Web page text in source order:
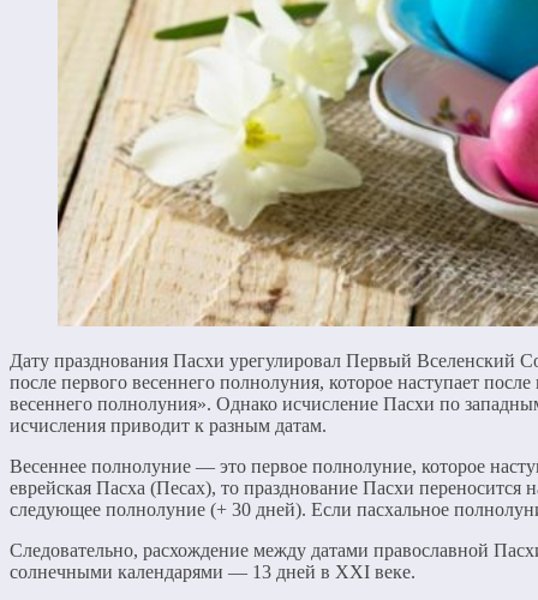
Дату празднования Пасхи урегулировал Первый Вселенский
после первого весеннего полнолуния, которое наступает
весеннего полнолуния». Однако исчисление Пасхи по
исчисления приводит к разным датам.
Весеннее полнолуние — это первое полнолуние, которое
еврейская Пасха (Песах), то празднование Пасхи
следующее полнолуние (+ 30 дней). Если пасхальное
Следовательно, расхождение между датами православной
солнечными календарями — 13 дней в XXI веке.